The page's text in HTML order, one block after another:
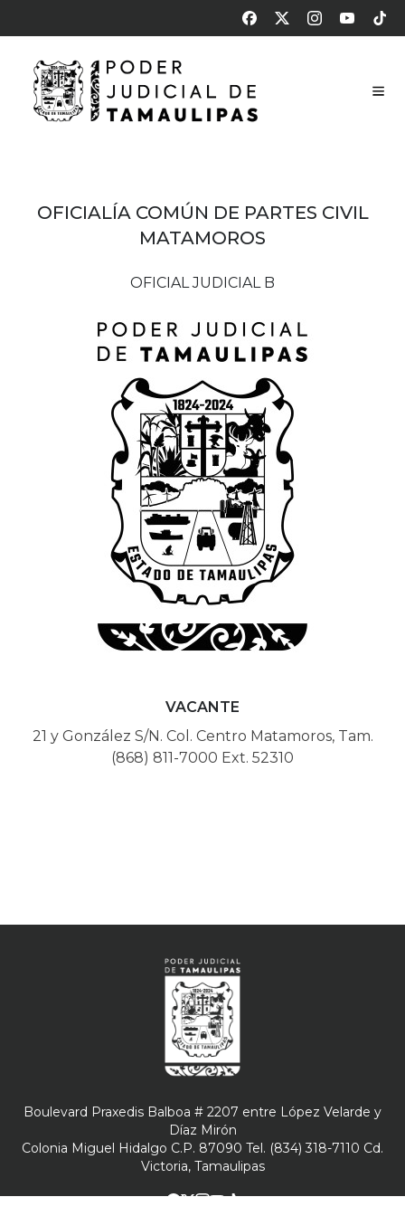
OFICIALÍ­A COMÚN DE PARTES CIVIL
MATAMOROS
OFICIAL JUDICIAL B
VACANTE
21 y González S/N. Col. Centro Matamoros, Tam.
(868) 811-7000 Ext. 52310
Boulevard Praxedis Balboa # 2207 entre López Velarde y
Díaz Mirón
Colonia Miguel Hidalgo C.P. 87090 Tel. (834) 318-7110 Cd.
Victoria, Tamaulipas